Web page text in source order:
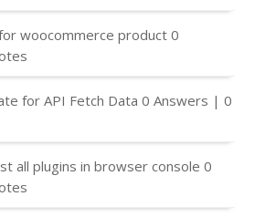
woocommerce product 0
for API Fetch Data 0 Answers | 0
all plugins in browser console 0